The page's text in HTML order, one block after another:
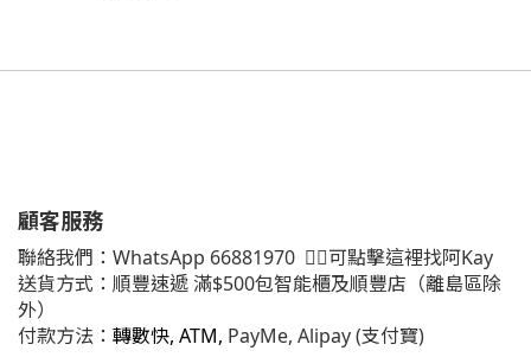
顧客服務
聯絡我們： WhatsApp 66881970 👈🏻可點擊這裡找阿Kay
送貨方式：順豐速遞 滿$500包智能櫃及順豐店（離島區除
外）
付款方法： 轉數快, ATM, PayMe, Alipay (支付寶)